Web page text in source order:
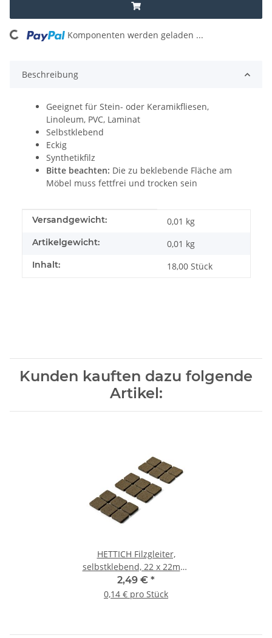
Komponenten werden geladen ...
Beschreibung
Geeignet für Stein- oder Keramikfliesen,
Linoleum, PVC, Laminat
Selbstklebend
Eckig
Synthetikfilz
Bitte beachten: Die zu beklebende Fläche am
Möbel muss fettfrei und trocken sein
Produkteigenschaft
Wert
Versandgewicht: 0,01 kg
Artikelgewicht: 0,01 kg
Inhalt: 18,00 Stück
Kunden kauften dazu folgende
Artikel:
HETTICH Filzgleiter,
selbstklebend, 22 x 22mm,
braun, 18 Stück
2,49 € *
0,14 € pro Stück